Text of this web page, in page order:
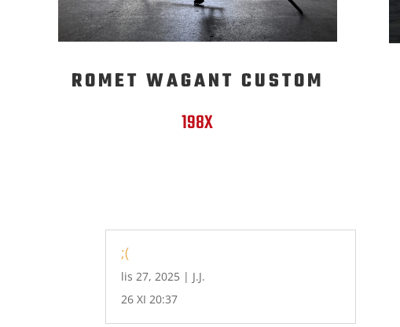
ROMET WAGANT CUSTOM
198X
;(
lis 27, 2025 | J.J.
26 XI 20:37